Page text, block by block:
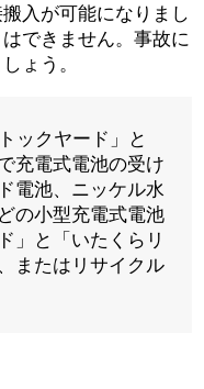
入が可能になりまし
できません。事故に
ょう。
ックヤード」と
充電式電池の受け
電池、ニッケル水
の小型充電式電池
」と「いたくらリ
またはリサイクル